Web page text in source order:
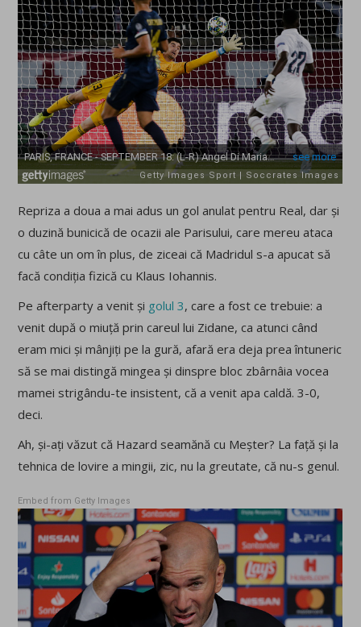
Repriza a doua a mai adus un gol anulat pentru Real, dar și
o duzină bunicică de ocazii ale Parisului, care mereu ataca
cu câte un om în plus, de ziceai că Madridul s-a apucat să
facă condiția fizică cu Klaus Iohannis.
Pe afterparty a venit și golul 3, care a fost ce trebuie: a
venit după o miuță prin careul lui Zidane, ca atunci când
eram mici și mânjiți pe la gură, afară era deja prea întuneric
să se mai distingă mingea și dinspre bloc zbârnâia vocea
mamei strigându-te insistent, că a venit apa caldă. 3-0,
deci.
Ah, și-ați văzut că Hazard seamănă cu Meșter? La față și la
tehnica de lovire a mingii, zic, nu la greutate, că nu-s genul.
Embed from Getty Images